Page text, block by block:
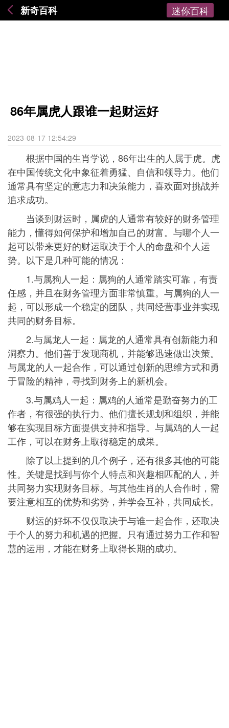
新奇百科 迷你百科
86年属虎人跟谁一起财运好
2023-08-17 12:54:29
根据中国的生肖学说，86年出生的人属于虎。虎
在中国传统文化中象征着勇猛、自信和领导力。他们
通常具有坚定的意志力和决策能力，喜欢面对挑战并
追求成功。
当谈到财运时，属虎的人通常有较好的财务管理
能力，懂得如何保护和增加自己的财富。与哪个人一
起可以带来更好的财运取决于个人的命盘和个人运
势。以下是几种可能的情况：
1.与属狗人一起：属狗的人通常踏实可靠，有责
任感，并且在财务管理方面非常慎重。与属狗的人一
起，可以形成一个稳定的团队，共同经营事业并实现
共同的财务目标。
2.与属龙人一起：属龙的人通常具有创新能力和
洞察力。他们善于发现商机，并能够迅速做出决策。
与属龙的人一起合作，可以通过创新的思维方式和勇
于冒险的精神，寻找到财务上的新机会。
3.与属鸡人一起：属鸡的人通常是勤奋努力的工
作者，有很强的执行力。他们擅长规划和组织，并能
够在实现目标方面提供支持和指导。与属鸡的人一起
工作，可以在财务上取得稳定的成果。
除了以上提到的几个例子，还有很多其他的可能
性。关键是找到与你个人特点和兴趣相匹配的人，并
共同努力实现财务目标。与其他生肖的人合作时，需
要注意相互的优势和劣势，并学会互补，共同成长。
财运的好坏不仅仅取决于与谁一起合作，还取决
于个人的努力和机遇的把握。只有通过努力工作和智
慧的运用，才能在财务上取得长期的成功。